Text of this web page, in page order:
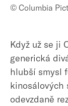
© Columbia
Když už se ji
generická
hlubší smysl
kinosálových
odevzdaně